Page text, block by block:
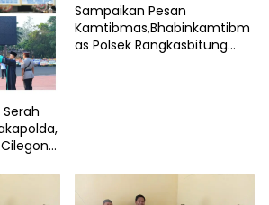
Sampaikan Pesan
Kamtibmas,Bhabinkamtibm
as Polsek Rangkasbitung